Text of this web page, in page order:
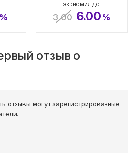
%
ЭКОНОМИЯ ДО:
3.00 6.00%
отзыв о
отзывы могут зарегистрированные